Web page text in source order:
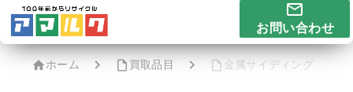
お問い合わせ
ホーム 買取品目 金属サイディング